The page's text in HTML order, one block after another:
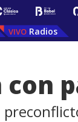
Radios